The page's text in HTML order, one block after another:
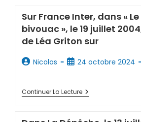
Sur France Inter, dans «
bivouac », le 19 juillet
de Léa Griton sur
Nicolas 24 octobre 2024
Continuer La Lecture